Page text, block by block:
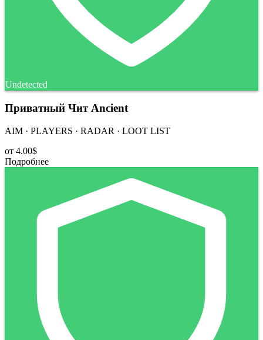
Undetected
Приватный Чит Ancient
AIM · PLAYERS · RADAR · LOOT LIST
от 4.00$
Подробнее